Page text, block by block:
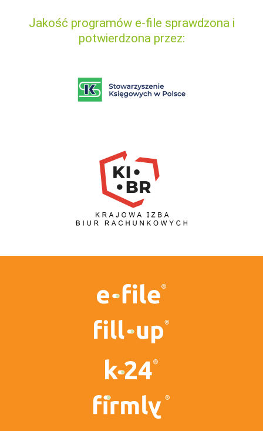
Jakość programów e-file sprawdzona i
potwierdzona przez: